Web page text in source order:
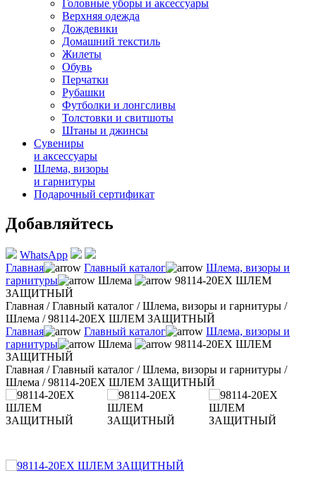
Головные уборы и аксессуары
Верхняя одежда
Дождевики
Домашний текстиль
Жилеты
Обувь
Перчатки
Рубашки
Футболки и лонгсливы
Толстовки и свитшоты
Штаны и джинсы
Сувениры
и аксессуары
Шлема, визоры
и гарнитуры
Подарочный сертификат
Добавляйтесь
WhatsApp
Главная
Главный каталог
Шлема, визоры и
гарнитуры
Шлема
98114-20EX ШЛЕМ
ЗАЩИТНЫЙ
Главная /Главный каталог /Шлема, визоры и гарнитуры /
Шлема /98114-20EX ШЛЕМ ЗАЩИТНЫЙ
Главная
Главный каталог
Шлема, визоры и
гарнитуры
Шлема
98114-20EX ШЛЕМ
ЗАЩИТНЫЙ
Главная /Главный каталог /Шлема, визоры и гарнитуры /
Шлема /98114-20EX ШЛЕМ ЗАЩИТНЫЙ